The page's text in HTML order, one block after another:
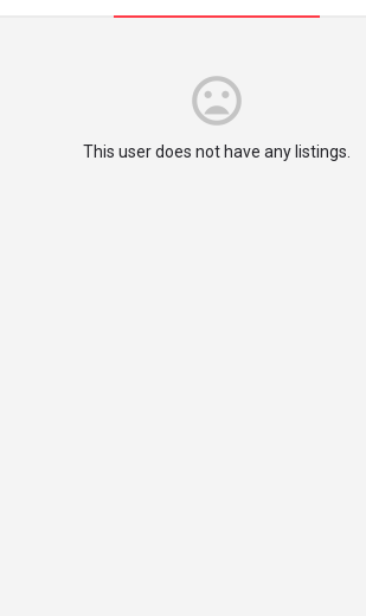
This user does not have any listings.